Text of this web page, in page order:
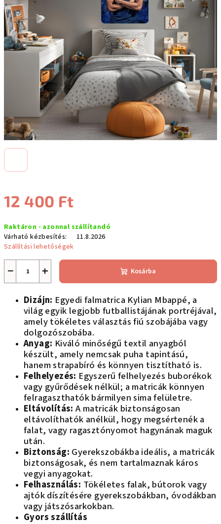
12 400 Ft
Raktáron - azonnal szállítandó
Várható kézbesítés:
11.8.2026
Szállítási lehetőségek
+
− Kosárba
Dizájn: Egyedi falmatrica Kylian Mbappé, a
világ egyik legjobb futballistájának portréjával,
amely tökéletes választás fiú szobájába vagy
dolgozószobába.
Anyag: Kiváló minőségű textil anyagból
készült, amely nemcsak puha tapintású,
hanem strapabíró és könnyen tisztítható is.
Felhelyezés: Egyszerű felhelyezés buborékok
vagy gyűrődések nélkül; a matricák könnyen
felragaszthatók bármilyen sima felületre.
Eltávolítás:A matricák biztonságosan
eltávolíthatók anélkül, hogy megsértenék a
falat, vagy ragasztónyomot hagynának maguk
után.
Biztonság: Gyerekszobákba ideális, a matricák
biztonságosak, és nem tartalmaznak káros
vegyi anyagokat.
Felhasználás: Tökéletes falak, bútorok vagy
ajtók díszítésére gyerekszobákban, óvodákban
vagy játszósarkokban.
Gyors szállítás